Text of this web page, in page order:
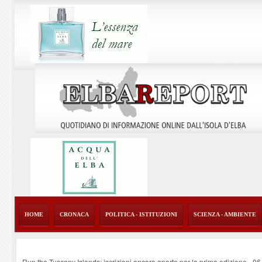
HOME CRONACA POLITICA - ISTITUZIONI SCIENZA - AMBIENTE